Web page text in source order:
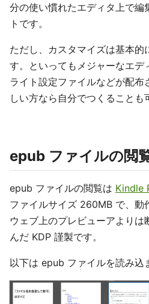
分の使い慣れたエディタ上で編
トです。
ただし、カスタマイズは基本的
す。といってもメジャーなエデ
ライト設定ファイルなどが配
しい方なら自分でつくることも
epub ファイルの閲
epub ファイルの閲覧は Kindle
ファイルサイズ 260MB で、動
ウェブ上のプレビューアより
んだ KDP 謹製です。
以下は epub ファイルを読み込